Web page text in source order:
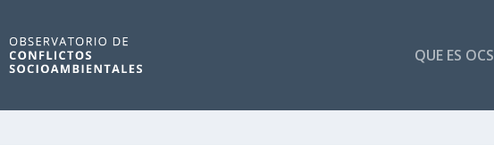
QUE ES